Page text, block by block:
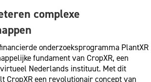
complexe
onderzoeksprogramma PlantXR
fundament van CropXR, een
Nederlands instituut. Met dit
CropXR een revolutionair concept van